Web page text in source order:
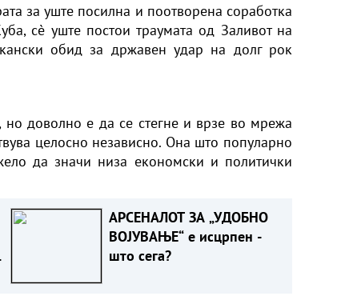
за уште посилна и поотворена соработка
сè уште постои траумата од Заливот на
обид за државен удар на долг рок
но доволно е да се стегне и врзе во мрежа
целосно независно. Она што популарно
да значи низа економски и политички
АРСЕНАЛОТ ЗА „УДОБНО
ВОЈУВАЊЕ“ е исцрпен -
што сега?